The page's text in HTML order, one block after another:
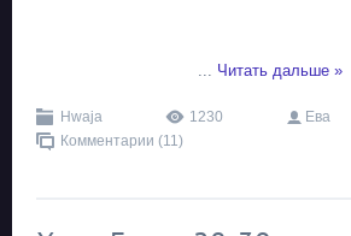
... Читать дальше »
Hwaja 1230 Ева
Комментарии (11)